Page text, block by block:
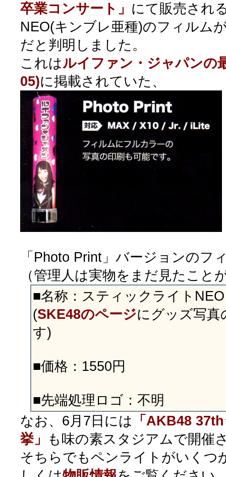
卒業コンサート」 にて販売され
NEO(キンブレ亜種)のフィルム
だと判明しました。
これはルイファン・ジャパンの
05)に掲載されていた、
「Photo Print」バージョンのフ
（管理人は実物をまだ見たこと
■名称：スティックライト
(SKE48のページにグッズ写真
す)
■価格：1550円
■先端処理ロゴ：不明
なお、6月7日には 「AKB48
挙」
も味の素スタジアムで開催
そちらでもペンライトがいくつ